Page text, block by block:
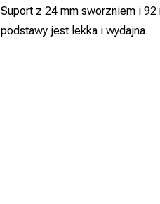
Suport z 24 mm sworzniem i
podstawy jest lekka i wydajna.